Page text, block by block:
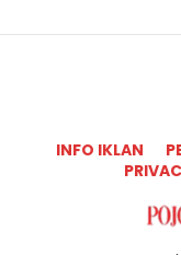
INFO IKLAN